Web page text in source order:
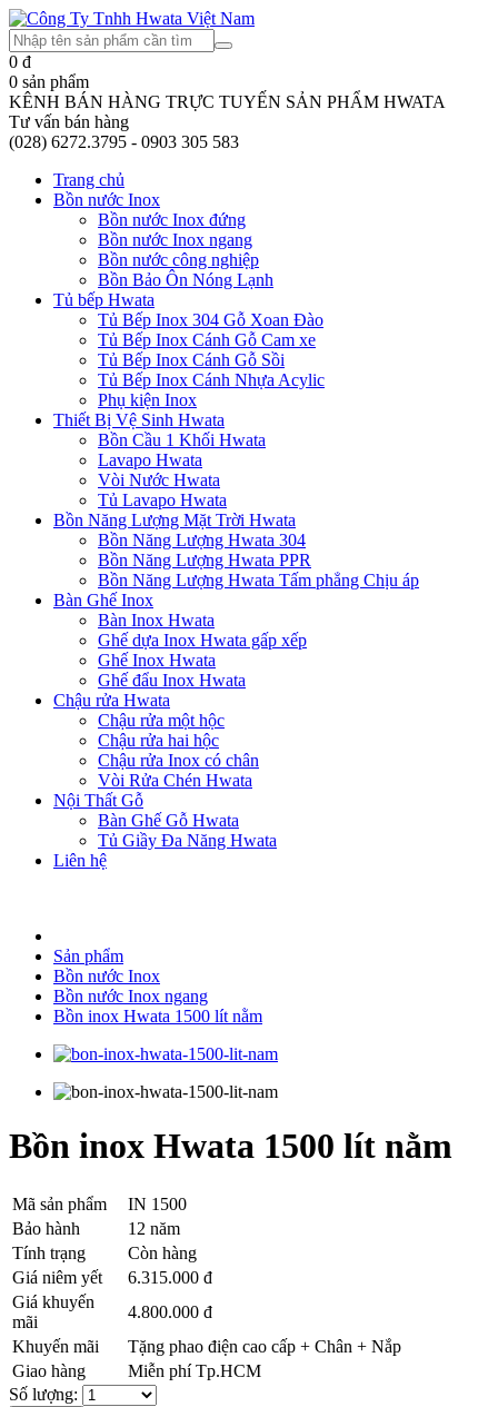
0 đ
0 sản phẩm
KÊNH BÁN HÀNG TRỰC TUYẾN SẢN PHẨM HWATA
Tư vấn bán hàng
(028) 6272.3795 - 0903 305 583
Trang chủ
Bồn nước Inox
Bồn nước Inox đứng
Bồn nước Inox ngang
Bồn nước công nghiệp
Bồn Bảo Ôn Nóng Lạnh
Tủ bếp Hwata
Tủ Bếp Inox 304 Gỗ Xoan Đào
Tủ Bếp Inox Cánh Gỗ Cam xe
Tủ Bếp Inox Cánh Gỗ Sồi
Tủ Bếp Inox Cánh Nhựa Acylic
Phụ kiện Inox
Thiết Bị Vệ Sinh Hwata
Bồn Cầu 1 Khối Hwata
Lavapo Hwata
Vòi Nước Hwata
Tủ Lavapo Hwata
Bồn Năng Lượng Mặt Trời Hwata
Bồn Năng Lượng Hwata 304
Bồn Năng Lượng Hwata PPR
Bồn Năng Lượng Hwata Tấm phẳng Chịu áp
Bàn Ghế Inox
Bàn Inox Hwata
Ghế dựa Inox Hwata gấp xếp
Ghế Inox Hwata
Ghế đẩu Inox Hwata
Chậu rửa Hwata
Chậu rửa một hộc
Chậu rửa hai hộc
Chậu rửa Inox có chân
Vòi Rửa Chén Hwata
Nội Thất Gỗ
Bàn Ghế Gỗ Hwata
Tủ Giầy Đa Năng Hwata
Liên hệ
Sản phẩm
Bồn nước Inox
Bồn nước Inox ngang
Bồn inox Hwata 1500 lít nằm
Bồn inox Hwata 1500 lít nằm
Mã sản phẩm
IN 1500
Bảo hành
12 năm
Tính trạng
Còn hàng
Giá niêm yết
6.315.000 đ
Giá khuyến
mãi
4.800.000 đ
Khuyến mãi
Tặng phao điện cao cấp + Chân + Nắp
Giao hàng
Miễn phí Tp.HCM
Số lượng: